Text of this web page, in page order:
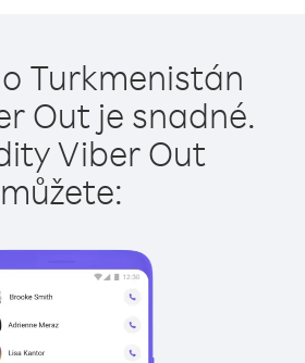
Turkmenistán
Out je snadné.
Viber Out
můžete: